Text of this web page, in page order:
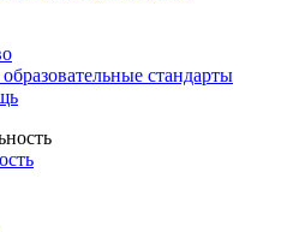
стандарты